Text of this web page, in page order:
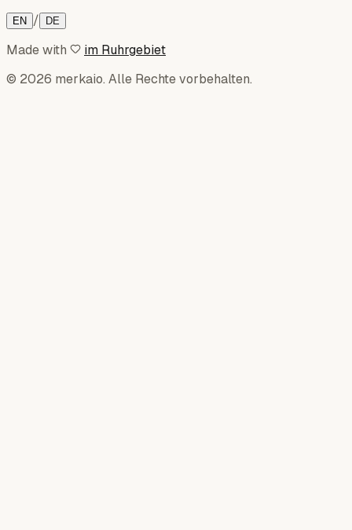
EN / DE
Made with
im Ruhrgebiet
© 2026 merkaio. Alle Rechte vorbehalten.